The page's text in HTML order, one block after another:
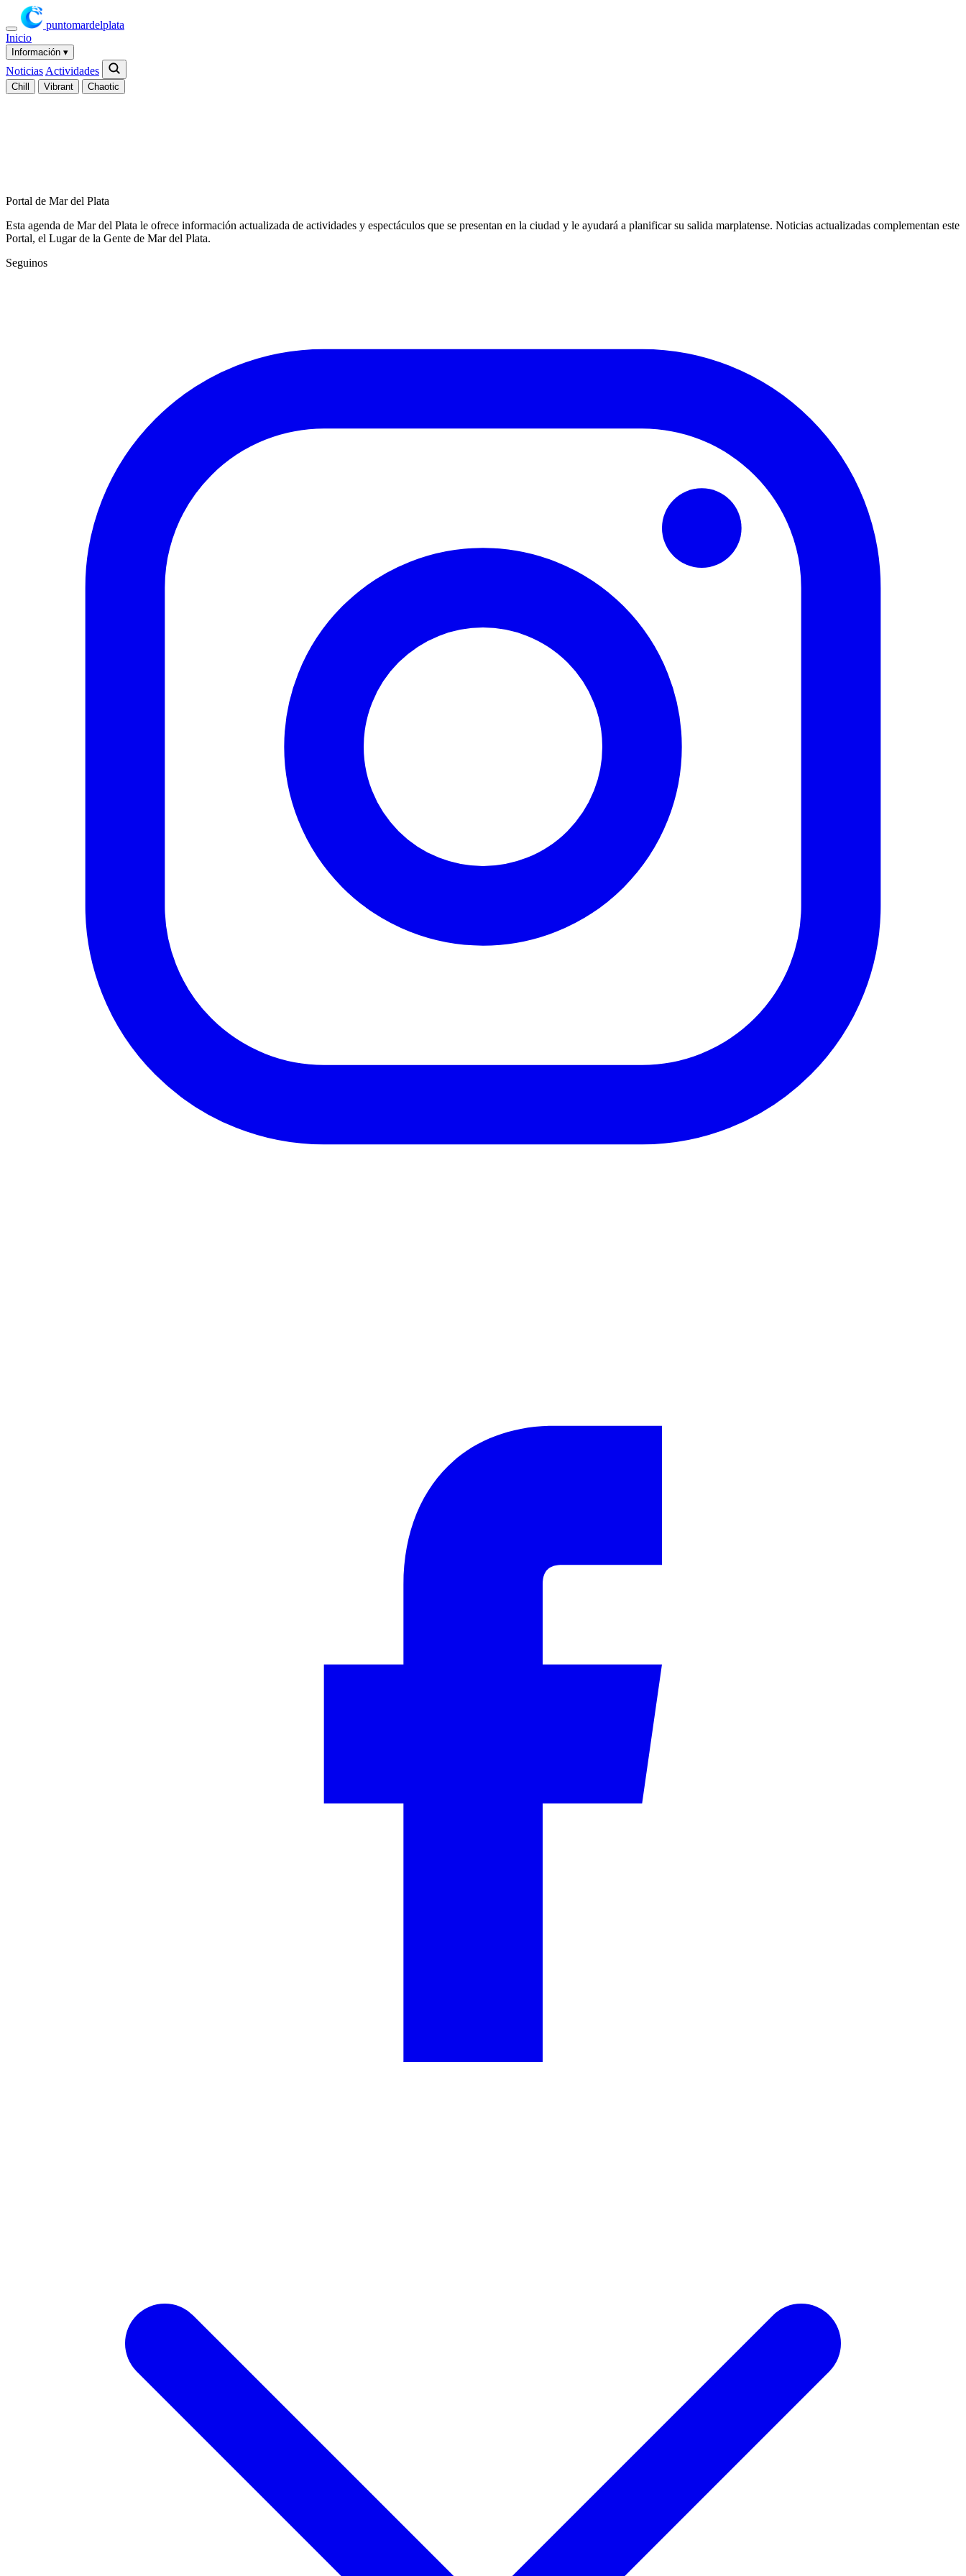
puntomardelplata
Inicio
Información ▾
Noticias Actividades
Chill Vibrant Chaotic
Portal de Mar del Plata
Esta agenda de Mar del Plata le ofrece información actualizada de actividades y espectáculos que se presentan en la ciudad y le ayudará a planificar su salida marplatense. Noticias actualizadas complementan este
Portal, el Lugar de la Gente de Mar del Plata.
Seguinos